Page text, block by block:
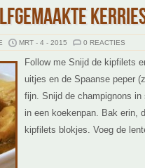
MRT - 4 - 2015 0 REACTIES
Follow me Snijd de kipfilets
uitjes en de Spaanse peper
fijn. Snijd de champignons in
in een koekenpan. Bak erin,
kipfilets blokjes. Voeg de